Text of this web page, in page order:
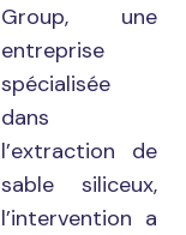
Group, une
entreprise
spécialisée
dans
l’extraction de
sable siliceux,
l’intervention a